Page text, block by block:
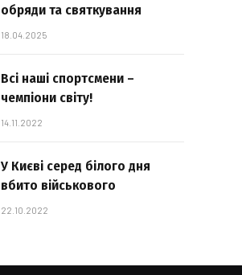
обряди та святкування
18.04.2025
Всі наші спортсмени –
чемпіони світу!
14.11.2022
У Києві серед білого дня
вбито військового
22.10.2022